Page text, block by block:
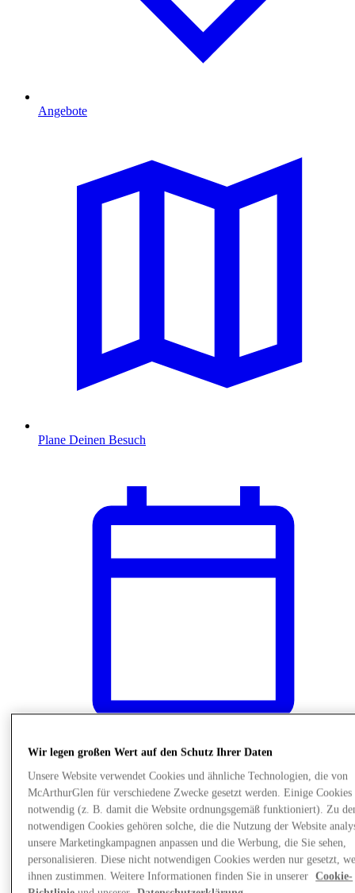
Angebote
Plane Deinen Besuch
News
Wir legen großen Wert auf den Schutz Ihrer Daten
Unsere Website verwendet Cookies und ähnliche Technologien, die von
McArthurGlen für verschiedene Zwecke gesetzt werden. Einige Cookies
notwendig (z. B. damit die Website ordnungsgemäß funktioniert). Zu
notwendigen Cookies gehören solche, die die Nutzung der Website
unsere Marketingkampagnen anpassen und die Werbung, die Sie sehen,
personalisieren. Diese nicht notwendigen Cookies werden nur gesetzt,
ihnen zustimmen. Weitere Informationen finden Sie in unserer
Cookie-